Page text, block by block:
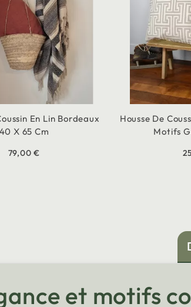
En Lin Bordeaux
40 X 65 Cm
79,00 €
Housse De
Motifs
et motifs